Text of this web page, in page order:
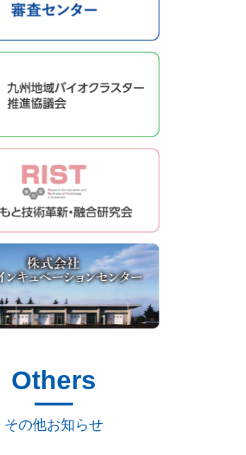
Others
その他お知らせ